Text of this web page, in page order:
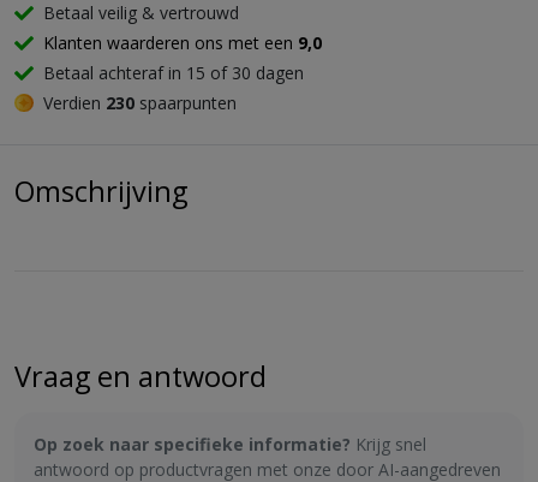
Betaal veilig & vertrouwd
Klanten waarderen ons met een 9,0
Betaal achteraf in 15 of 30 dagen
Verdien 230 spaarpunten
Omschrijving
Vraag en antwoord
Op zoek naar specifieke informatie? Krijg snel
antwoord op productvragen met onze door AI-aangedreven